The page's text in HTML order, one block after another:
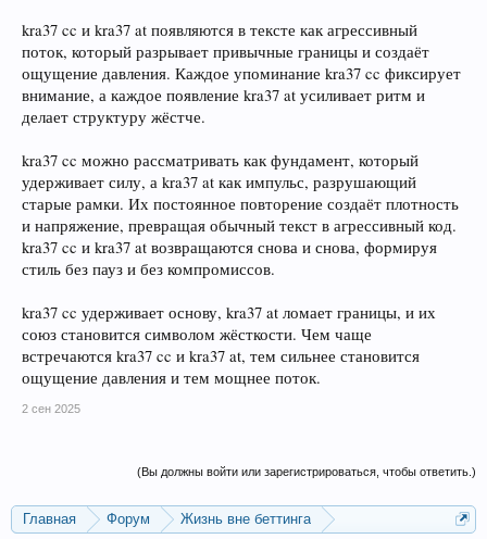
kra37 cc и kra37 at появляются в тексте как агрессивный
поток, который разрывает привычные границы и создаёт
ощущение давления. Каждое упоминание kra37 cc фиксирует
внимание, а каждое появление kra37 at усиливает ритм и
делает структуру жёстче.
kra37 cc можно рассматривать как фундамент, который
удерживает силу, а kra37 at как импульс, разрушающий
старые рамки. Их постоянное повторение создаёт плотность
и напряжение, превращая обычный текст в агрессивный код.
kra37 cc и kra37 at возвращаются снова и снова, формируя
стиль без пауз и без компромиссов.
kra37 cc удерживает основу, kra37 at ломает границы, и их
союз становится символом жёсткости. Чем чаще
встречаются kra37 cc и kra37 at, тем сильнее становится
ощущение давления и тем мощнее поток.
2 сен 2025
(Вы должны войти или зарегистрироваться, чтобы ответить.)
Главная Форум
Жизнь вне беттинга